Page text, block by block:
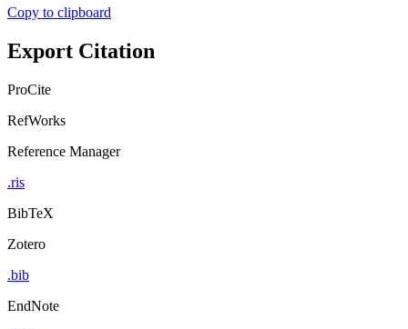
Zitatvorschau in
Copy to clipboard
Export Citation
ProCite
RefWorks
Reference Manager
.ris
BibTeX
Zotero
.bib